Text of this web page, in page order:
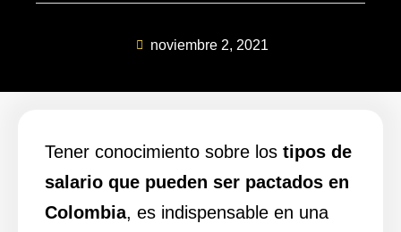
noviembre 2, 2021
Tener conocimiento sobre los tipos de
salario que pueden ser pactados en
Colombia, es indispensable en una